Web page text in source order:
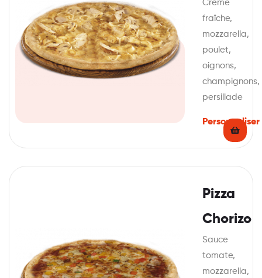
Crème
fraîche,
mozzarella,
poulet,
oignons,
champignons,
persillade
Personnaliser
Pizza
Chorizo
Sauce
tomate,
mozzarella,